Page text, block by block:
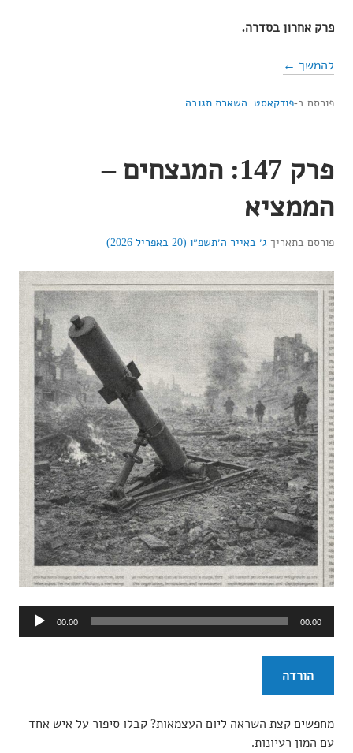
פרק אחרון בסדרה.
להמשך ←
פורסם ב-פודקאסט השארת תגובה
פרק 147: המנצחים –
הממציא
פורסם בתאריך ג׳ באייר ה׳תשפ״ו (20 באפריל 2026)
אודיו
00:00 00:00
הורדה
מחפשים קצת השראה ליום העצמאות? קבלו סיפור על איש אחד
עם המון רעיונות.